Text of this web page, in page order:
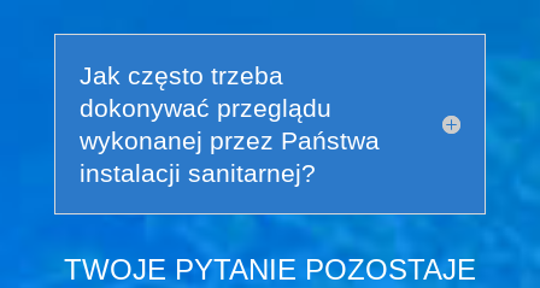
Jak często trzeba
dokonywać przeglądu
wykonanej przez Państwa
instalacji sanitarnej?
TWOJE PYTANIE POZOSTAJE